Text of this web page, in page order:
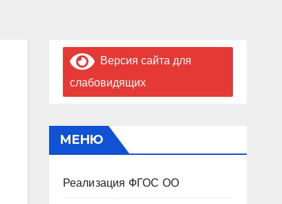
Версия сайта для
слабовидящих
МЕНЮ
Реализация ФГОС ОО